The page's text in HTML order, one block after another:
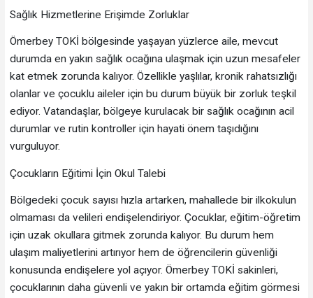
Sağlık Hizmetlerine Erişimde Zorluklar
Ömerbey TOKİ bölgesinde yaşayan yüzlerce aile, mevcut
durumda en yakın sağlık ocağına ulaşmak için uzun mesafeler
kat etmek zorunda kalıyor. Özellikle yaşlılar, kronik rahatsızlığı
olanlar ve çocuklu aileler için bu durum büyük bir zorluk teşkil
ediyor. Vatandaşlar, bölgeye kurulacak bir sağlık ocağının acil
durumlar ve rutin kontroller için hayati önem taşıdığını
vurguluyor.
Çocukların Eğitimi İçin Okul Talebi
Bölgedeki çocuk sayısı hızla artarken, mahallede bir ilkokulun
olmaması da velileri endişelendiriyor. Çocuklar, eğitim-öğretim
için uzak okullara gitmek zorunda kalıyor. Bu durum hem
ulaşım maliyetlerini artırıyor hem de öğrencilerin güvenliği
konusunda endişelere yol açıyor. Ömerbey TOKİ sakinleri,
çocuklarının daha güvenli ve yakın bir ortamda eğitim görmesi